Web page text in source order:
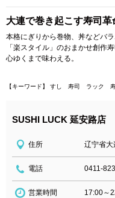
大連で巻き起こす寿司革
本格にぎりから巻物、丼などバ
「楽スタイル」のおまかせ創作
心ゆくまで味わえる。
【キーワード】 すし 寿司 ラック
SUSHI LUCK 延安路店
住所 辽宁省
電話 0411-
営業時間 17:00～